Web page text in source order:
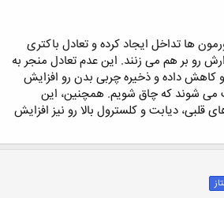
ها تداخل ایجاد کرده و تعادل باکتری
رو بر هم می زنند. این عدم تعادل منجر به
کاهش داده و ذخیره چربی بدن رو افزایش
می شوند که چاق شویم. همچنین، این
قلبی، دیابت و کلسترول بالا رو نیز افزایش